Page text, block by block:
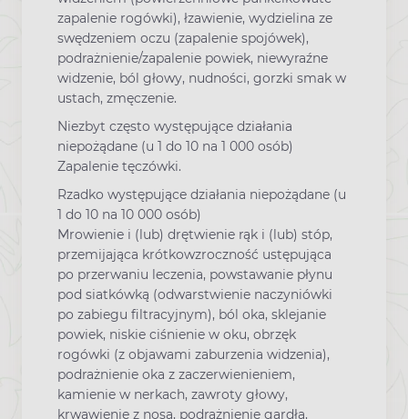
zapalenie rogówki), łzawienie, wydzielina ze
swędzeniem oczu (zapalenie spojówek),
podrażnienie/zapalenie powiek, niewyraźne
widzenie, ból głowy, nudności, gorzki smak w
ustach, zmęczenie.
Niezbyt często występujące działania
niepożądane (u 1 do 10 na 1 000 osób)
Zapalenie tęczówki.
Rzadko występujące działania niepożądane (u
1 do 10 na 10 000 osób)
Mrowienie i (lub) drętwienie rąk i (lub) stóp,
przemijająca krótkowzroczność ustępująca
po przerwaniu leczenia, powstawanie płynu
pod siatkówką (odwarstwienie naczyniówki
po zabiegu filtracyjnym), ból oka, sklejanie
powiek, niskie ciśnienie w oku, obrzęk
rogówki (z objawami zaburzenia widzenia),
podrażnienie oka z zaczerwienieniem,
kamienie w nerkach, zawroty głowy,
krwawienie z nosa, podrażnienie gardła,